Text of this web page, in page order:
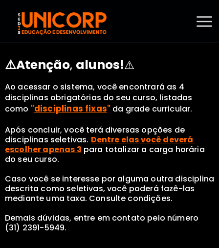
⚠️Atenção, alunos!⚠️
Ao acessar o sistema, você encontrará as 4
disciplinas obrigatórias do seu curso, listadas
como "disciplinas fixas" da grade curricular.
Após concluir, você terá diversas opções de
disciplinas seletivas. Dentre elas você deverá
escolher apenas 3 para totalizar a carga horária
do seu curso.
Caso você se interesse por alguma outra disciplina
descrita como seletivas, você poderá fazê-las
mediante uma taxa. Consulte condições.
Demais dúvidas, entre em contato pelo número
(31) 2391-5949.